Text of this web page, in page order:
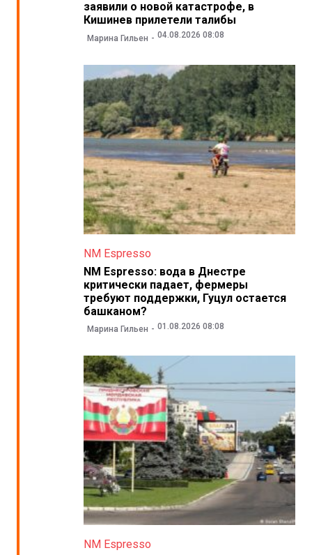
заявили о новой катастрофе, в
Кишинев прилетели талибы
Марина Гильен 04.08.2026 08:08
NM Espresso
NM Espresso: вода в Днестре
критически падает, фермеры
требуют поддержки, Гуцул остается
башканом?
Марина Гильен 01.08.2026 08:08
NM Espresso